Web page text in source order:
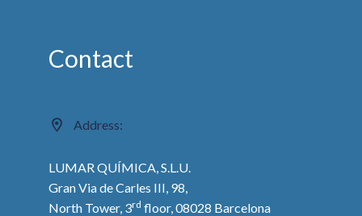
Contact
Address:
LUMAR QUÍMICA, S.L.U.
Gran Via de Carles III, 98,
North Tower, 3rd floor, 08028 Barcelona